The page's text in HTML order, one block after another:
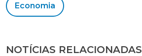
Economia
NOTÍCIAS RELACIONADAS